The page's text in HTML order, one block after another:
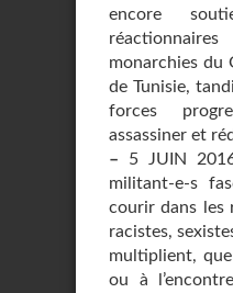
encore
monarchies du
de Tunisie,
forces
assassiner et
– 5 JUIN
militant-e-s
courir dans les
racistes,
multiplient,
ou à